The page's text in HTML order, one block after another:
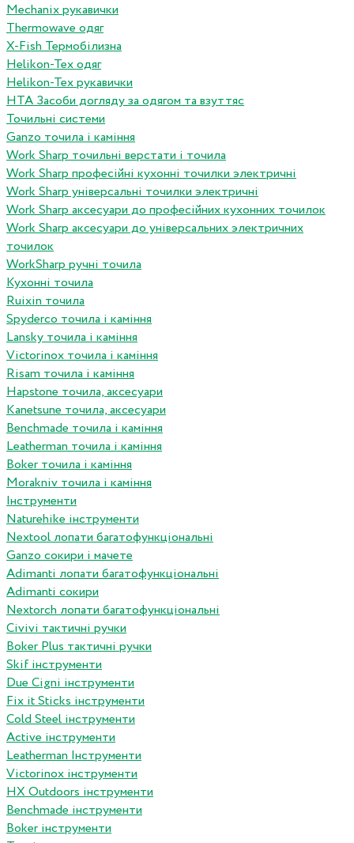
Mechanix рукавички
Thermowave одяг
X-Fish Термобілизна
Helikon-Tex одяг
Helikon-Tex рукавички
HTA Засоби догляду за одягом та взуттяс
Точильні системи
Ganzo точила і каміння
Work Sharp точильні верстати і точила
Work Sharp професiйнi кухоннi точилки электричнi
Work Sharp унiверсальнi точилки электричнi
Work Sharp аксесуари до професiйних кухонних точилок
Work Sharp аксесуари до унiверсальних электричних
точилок
WorkSharp ручні точила
Кухонні точила
Ruixin точила
Spyderco точила і каміння
Lansky точила і каміння
Victorinox точила і каміння
Risam точила і каміння
Hapstone точила, аксесуари
Kanetsune точила, аксесуари
Benchmade точила і каміння
Leatherman точила і каміння
Boker точила і каміння
Morakniv точила і каміння
Інструменти
Naturehike інструменти
Nextool лопати багатофункціональні
Ganzo сокири і мачете
Adimanti лопати багатофункціональні
Adimanti сокири
Nextorch лопати багатофункціональні
Сivivi тактичні ручки
Boker Plus тактичні ручки
Skif інструменти
Due Cigni інструменти
Fix it Sticks інструменти
Сold Steel інструменти
Active інструменти
Leatherman Інструменти
Victorinox інструменти
HX Outdoors інструменти
Benchmade інструменти
Boker інструменти